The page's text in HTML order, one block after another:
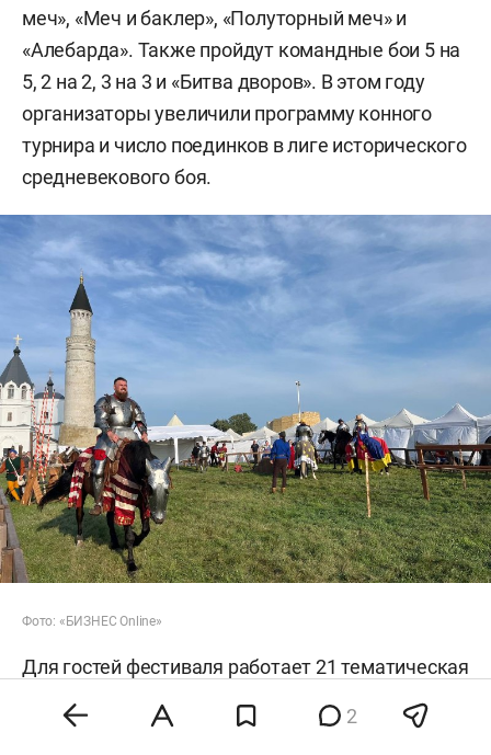
меч», «Меч и баклер», «Полуторный меч» и
«Алебарда». Также пройдут командные бои 5 на
5, 2 на 2, 3 на 3 и «Битва дворов». В этом году
организаторы увеличили программу конного
турнира и число поединков в лиге исторического
средневекового боя.
Фото: «БИЗНЕС Online»
Для гостей фестиваля работает 21 тематическая
площадка, в том числе семейная зона с
лабиринтами, ремесленными мастер-классами и
2